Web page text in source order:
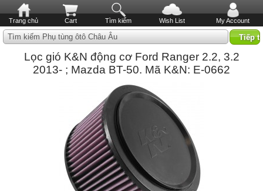
Trang chủ Cart Tìm kiếm Wish List My Account
Tìm kiếm Phụ tùng ôtô Châu Âu
Lọc gió K&N động cơ Ford Ranger 2.2, 3.2
2013- ; Mazda BT-50. Mã K&N: E-0662